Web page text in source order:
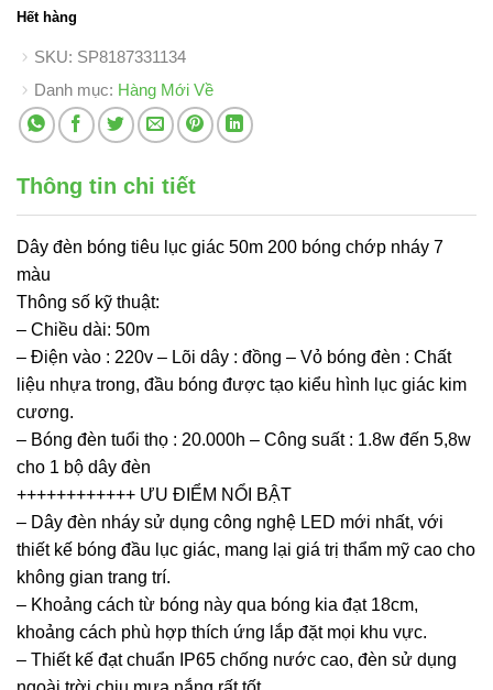
Hết hàng
SKU: SP8187331134
Danh mục: Hàng Mới Về
Thông tin chi tiết
Dây đèn bóng tiêu lục giác 50m 200 bóng chớp nháy 7
màu
Thông số kỹ thuật:
– Chiều dài: 50m
– Điện vào : 220v – Lõi dây : đồng – Vỏ bóng đèn : Chất
liệu nhựa trong, đầu bóng được tạo kiểu hình lục giác kim
cương.
– Bóng đèn tuổi thọ : 20.000h – Công suất : 1.8w đến 5,8w
cho 1 bộ dây đèn
++++++++++++ ƯU ĐIỂM NỔI BẬT
– Dây đèn nháy sử dụng công nghệ LED mới nhất, với
thiết kế bóng đầu lục giác, mang lại giá trị thẩm mỹ cao cho
không gian trang trí.
– Khoảng cách từ bóng này qua bóng kia đạt 18cm,
khoảng cách phù hợp thích ứng lắp đặt mọi khu vực.
– Thiết kế đạt chuẩn IP65 chống nước cao, đèn sử dụng